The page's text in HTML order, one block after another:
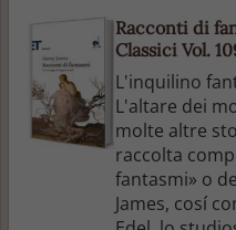
Racconti di
Classici Vol.
L'inquilino
L'altare dei
molte altre
raccolta
fantasmi» o
James, cosí